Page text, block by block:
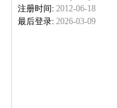
注册时间: 2012-06-18
最后登录: 2026-03-09